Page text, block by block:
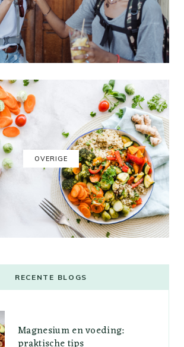
OVERIGE
RECENTE BLOGS
Magnesium en voeding: